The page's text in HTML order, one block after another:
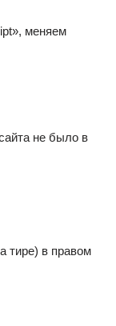
меняем
не было в
тире) в правом